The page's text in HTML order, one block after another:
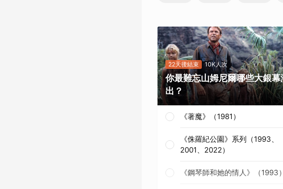
22天後結束 10K人次
你最難忘山姆尼爾哪些大銀幕
出？
《著魔》（1981）
《侏羅紀公園》系列（1993、
2001、2022）
《鋼琴師和她的情人》（1993）